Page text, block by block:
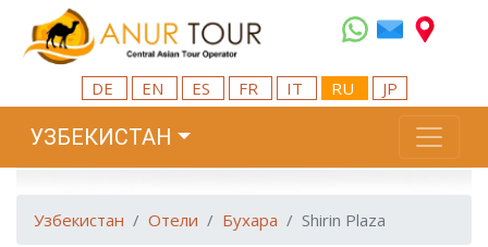
DE EN ES FR IT RU JP
УЗБЕКИСТАН
Узбекистан Отели Бухара Shirin Plaza